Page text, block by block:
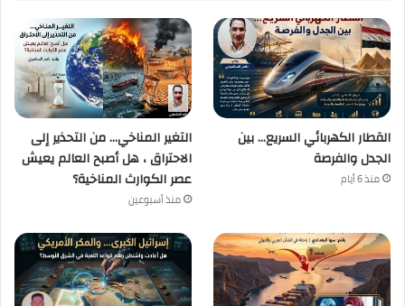
القطار الكهربائي السريع… بين
الجدل والفرصة
منذ 6 أيام
التغير المناخي… من التحذير إلى
الاحتراق ، هل أصبح العالم يعيش
عصر الكوارث المناخية؟
منذ أسبوعين